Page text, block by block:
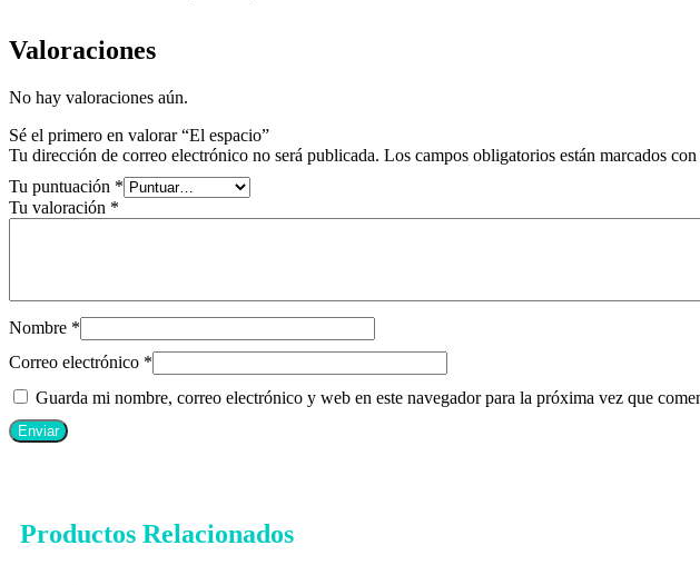
Valoraciones
No hay valoraciones aún.
Sé el primero en valorar “El espacio”
Tu dirección de correo electrónico no será publicada. Los campos obligatorios están marcados con
Tu puntuación *
Tu valoración *
Nombre *
Correo electrónico *
Guarda mi nombre, correo electrónico y web en este navegador para la próxima vez que
Productos Relacionados